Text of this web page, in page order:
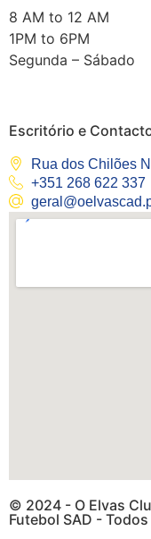
8 AM to 12 AM
1PM to 6PM
Segunda – Sábado
Escritório e
Rua dos Chilões
+351 268 622 337
© 2024 - O Elvas
Futebol SAD -